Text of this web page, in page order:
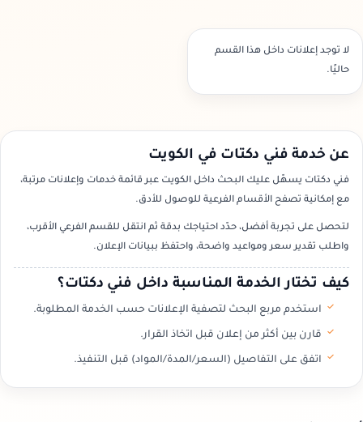
لا توجد إعلانات داخل هذا القسم
حاليًا.
عن خدمة فني دكتات في الكويت
فني دكتات يسهّل عليك البحث داخل الكويت عبر قائمة خدمات وإعلانات مرتبة،
مع إمكانية تصفح الأقسام الفرعية للوصول للأدق.
لتحصل على تجربة أفضل، حدّد احتياجك بدقة ثم انتقل للقسم الفرعي الأقرب،
واطلب تقدير سعر ومواعيد واضحة، واحتفظ ببيانات الإعلان.
كيف تختار الخدمة المناسبة داخل فني دكتات؟
استخدم مربع البحث لتصفية الإعلانات حسب الخدمة المطلوبة.
قارن بين أكثر من إعلان قبل اتخاذ القرار.
اتفق على التفاصيل (السعر/المدة/المواد) قبل التنفيذ.